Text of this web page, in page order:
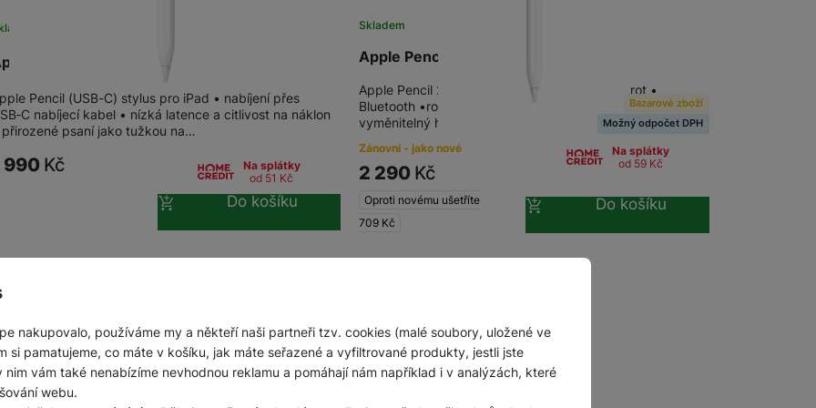
nakupovalo, používáme my a někteří naši partneři tzv. cookies (malé soubory, uložené ve
si pamatujeme, co máte v košíku, jak máte seřazené a vyfiltrované produkty, jestli jste
nim vám také nenabízíme nevhodnou reklamu a pomáhají nám například i v analýzách, které
webu.
Pencil (USB-C)
Pencil (USB-C) stylus pro iPad • nabíjení přes
nabíjecí kabel • nízká latence a citlivost na náklon
přirozené psaní jako tužkou na…
990 Kč
Na splátky
od 51 Kč
Do košíku
Apple Pencil (2nd Generation)
Skladem
Bazarové zboží
Možný odpočet DPH
Apple Pencil 2. generace • aktivní, plastový hrot •
Bluetooth •rozpoznání přítlaku a opřené dlaně •
vyměnitelný hrot • výdrž až 12 hod • magnetické…
Zánovní - jako nové
2 290 Kč
Oproti novému ušetříte
709 Kč
Na splátky
od 59 Kč
Do košíku